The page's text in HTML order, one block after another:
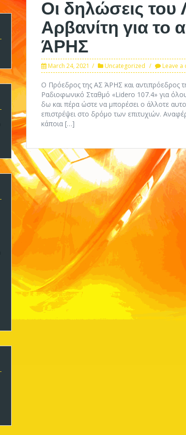
Οι δηλώσεις του
Αρβανίτη για το
ΆΡΗΣ
March 24, 2021 Uncategorized Leave a
Ο Πρόεδρος της ΑΣ ΆΡΗΣ και αντιπρόεδρος
Ραδιοφωνικό Σταθμό «Lidero 107.4» για
δω και πέρα ώστε να μπορέσει ο άλλοτε
επιστρέψει στο δρόμο των επιτυχιών.
κάποια […]